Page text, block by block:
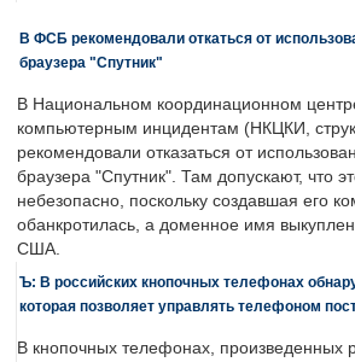
В ФСБ рекомендовали откаться от
браузера "Спутник"
В Национальном координационном
компьютерным инцидентам (НКЦКИ,
рекомендовали отказаться от
браузера "Спутник". Там допускают, что
небезопасно, поскольку создавшая его
обанкротилась, а доменное имя
США.
Ъ: В российских кнопочных телефонах
которая позволяет управлять телефоном
В кнопочных телефонах, произведенных